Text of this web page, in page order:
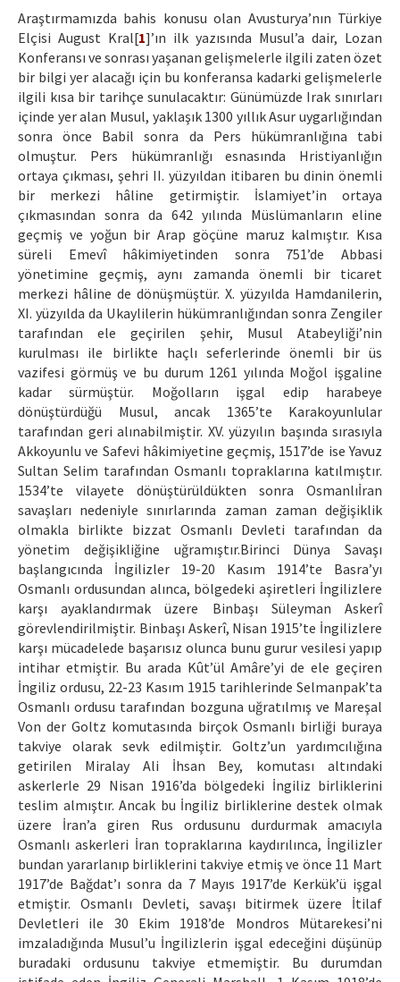
Araştırmamızda bahis konusu olan Avusturya’nın Türkiye
Elçisi August Kral[1]’ın ilk yazısında Musul’a dair, Lozan
Konferansı ve sonrası yaşanan gelişmelerle ilgili zaten özet
bir bilgi yer alacağı için bu konferansa kadarki gelişmelerle
ilgili kısa bir tarihçe sunulacaktır: Günümüzde Irak sınırları
içinde yer alan Musul, yaklaşık 1300 yıllık Asur uygarlığından
sonra önce Babil sonra da Pers hükümranlığına tabi
olmuştur. Pers hükümranlığı esnasında Hristiyanlığın
ortaya çıkması, şehri II. yüzyıldan itibaren bu dinin önemli
bir merkezi hâline getirmiştir. İslamiyet’in ortaya
çıkmasından sonra da 642 yılında Müslümanların eline
geçmiş ve yoğun bir Arap göçüne maruz kalmıştır. Kısa
süreli Emevî hâkimiyetinden sonra 751’de Abbasi
yönetimine geçmiş, aynı zamanda önemli bir ticaret
merkezi hâline de dönüşmüştür. X. yüzyılda Hamdanilerin,
XI. yüzyılda da Ukaylilerin hükümranlığından sonra Zengiler
tarafından ele geçirilen şehir, Musul Atabeyliği’nin
kurulması ile birlikte haçlı seferlerinde önemli bir üs
vazifesi görmüş ve bu durum 1261 yılında Moğol işgaline
kadar sürmüştür. Moğolların işgal edip harabeye
dönüştürdüğü Musul, ancak 1365’te Karakoyunlular
tarafından geri alınabilmiştir. XV. yüzyılın başında sırasıyla
Akkoyunlu ve Safevi hâkimiyetine geçmiş, 1517’de ise Yavuz
Sultan Selim tarafından Osmanlı topraklarına katılmıştır.
1534’te vilayete dönüştürüldükten sonra Osmanlıİran
savaşları nedeniyle sınırlarında zaman zaman değişiklik
olmakla birlikte bizzat Osmanlı Devleti tarafından da
yönetim değişikliğine uğramıştır.Birinci Dünya Savaşı
başlangıcında İngilizler 19-20 Kasım 1914’te Basra’yı
Osmanlı ordusundan alınca, bölgedeki aşiretleri İngilizlere
karşı ayaklandırmak üzere Binbaşı Süleyman Askerî
görevlendirilmiştir. Binbaşı Askerî, Nisan 1915’te İngilizlere
karşı mücadelede başarısız olunca bunu gurur vesilesi yapıp
intihar etmiştir. Bu arada Kût’ül Amâre’yi de ele geçiren
İngiliz ordusu, 22-23 Kasım 1915 tarihlerinde Selmanpak’ta
Osmanlı ordusu tarafından bozguna uğratılmış ve Mareşal
Von der Goltz komutasında birçok Osmanlı birliği buraya
takviye olarak sevk edilmiştir. Goltz’un yardımcılığına
getirilen Miralay Ali İhsan Bey, komutası altındaki
askerlerle 29 Nisan 1916’da bölgedeki İngiliz birliklerini
teslim almıştır. Ancak bu İngiliz birliklerine destek olmak
üzere İran’a giren Rus ordusunu durdurmak amacıyla
Osmanlı askerleri İran topraklarına kaydırılınca, İngilizler
bundan yararlanıp birliklerini takviye etmiş ve önce 11 Mart
1917’de Bağdat’ı sonra da 7 Mayıs 1917’de Kerkük’ü işgal
etmiştir. Osmanlı Devleti, savaşı bitirmek üzere İtilaf
Devletleri ile 30 Ekim 1918’de Mondros Mütarekesi’ni
imzaladığında Musul’u İngilizlerin işgal edeceğini düşünüp
buradaki ordusunu takviye etmemiştir. Bu durumdan